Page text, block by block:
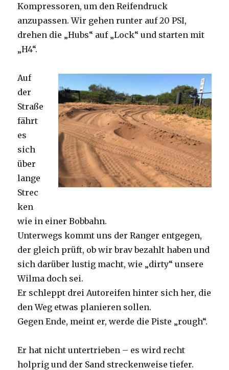
Kompressoren, um den Reifendruck
anzupassen. Wir gehen runter auf 20 PSI,
drehen die „Hubs“ auf „Lock“ und starten mit
„H4“.
Auf
der
Straße
fährt
es
sich
über
lange
Strec
ken
wie in einer Bobbahn.
Unterwegs kommt uns der Ranger entgegen,
der gleich prüft, ob wir brav bezahlt haben und
sich darüber lustig macht, wie „dirty“ unsere
Wilma doch sei.
Er schleppt drei Autoreifen hinter sich her, die
den Weg etwas planieren sollen.
Gegen Ende, meint er, werde die Piste „rough“.
Er hat nicht untertrieben – es wird recht
holprig und der Sand streckenweise tiefer.